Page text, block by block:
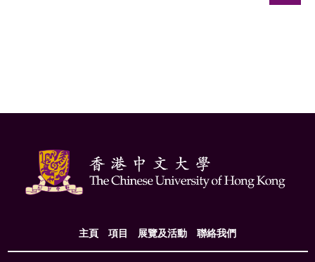
主頁 項目 展覽及活動 聯絡我們